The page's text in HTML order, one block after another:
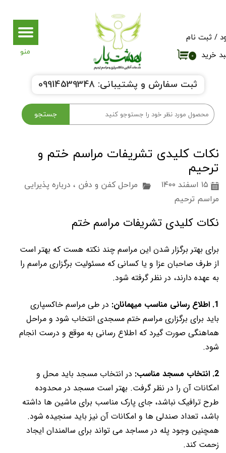
جستجو
۰ خرید
/ ثبت نام
تغییر گذر واژه
خروج از حساب کاربری
ثبت سفارش و پشتیبانی: 09914539348
نکات کلیدی تشریفات مراسم ختم و
ترحیم
۱۵ اسفند ۱۴۰۰ مراحل کفن و دفن ، درباره پذیرایی
مراسم ترحیم
نکات کلیدی تشریفات مراسم ختم
برای بهتر برگزار شدن این مراسم چند نکته هست که بهتر است
از طرف صاحبان عزا و یا کسانی که مسئولیت برگزاری مراسم را
به عهده دارند، در نظر گرفته شود.
1. اطلاع رسانی مناسب میهمانان:
در طی مراسم خاکسپاری
باید برای برگزاری مراسم ختم مسجدی انتخاب شود و مراحل
هماهنگی صورت گیرد که اطلاع رسانی به موقع و درست انجام
شود.
2. انتخاب مسجد مناسب:
در انتخاب مسجد باید محل و
امکانات آن را در نظر گرفت. بهتر است مسجد در محدوده
طرح ترافیک نباشد، جای پارک مناسب برای ماشین ها داشته
باشد، تعداد صندلی ها و امکانات آن نیز باید سنجیده شود.
همچنین وجود پله در مساجد می تواند برای سالمندان ایجاد
زحمت کند.